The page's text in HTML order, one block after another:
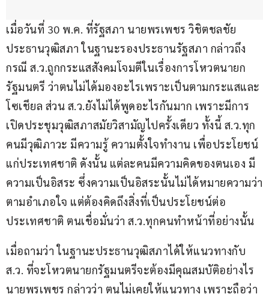
เมื่อวันที่ 30 พ.ค. ที่รัฐสภา นายพรเพชร วิชิตชลชัย
ประธานวุฒิสภา ในฐานะรองประธานรัฐสภา กล่าวถึง
กรณี ส.ว.ถูกกระแสสังคมโจมตีในเรื่องการโหวตนายก
รัฐมนตรี ว่าตนไม่ได้มองอะไรเพราะเป็นตามกระแสและ
โซเชียล ส่วน ส.ว.ยังไม่ได้พูดอะไรกันมาก เพราะมีการ
เปิดประชุมวุฒิสภาสมัยวิสามัญไปครั้งเดียว ทั้งนี้ ส.ว.ทุก
คนมีวุฒิภาวะ มีความรู้ ความตั้งใจทำงาน เพื่อประโยชน์
แก่ประเทศชาติ ดังนั้น แต่ละคนมีความคิดของตนเอง มี
ความเป็นอิสระ ซึ่งความเป็นอิสระนั้นไม่ได้หมายความว่า
ตามอำเภอใจ แต่ต้องคิดถึงสิ่งที่เป็นประโยชน์ต่อ
ประเทศชาติ ตนเชื่อมั่นว่า ส.ว.ทุกคนทำหน้าที่อย่างนั้น
เมื่อถามว่า ในฐานะประธานวุฒิสภาได้ให้แนวทางกับ
ส.ว. ที่จะโหวตนายกรัฐมนตรีจะต้องมีคุณสมบัติอย่างไร
นายพรเพชร กล่าวว่า ตนไม่เคยให้แนวทาง เพราะถือว่า